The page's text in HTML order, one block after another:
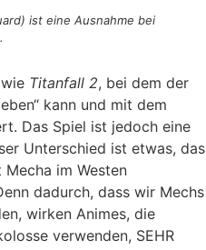
ist eine Ausnahme bei
Titanfall 2, bei dem der
kann und mit dem
Das Spiel ist jedoch eine
Unterschied ist etwas, das
Mecha im Westen
dadurch, dass wir Mechs
wirken Animes, die
verwenden, SEHR